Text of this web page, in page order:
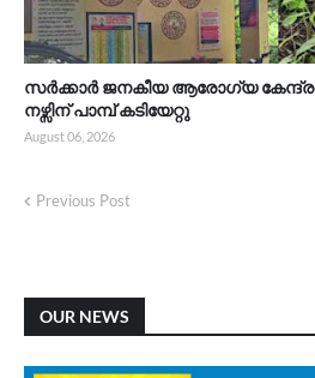
സർക്കാർ ജനകീയ ആരോഗ്യ
നഴ്സിന് പാമ്പ് കടിയേറ്റു
August 06, 2026
Previous Post
OUR NEWS